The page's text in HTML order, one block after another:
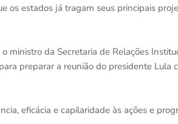
os estados já tragam seus principais
ministro da Secretaria de Relações
preparar a reunião do presidente Lula
eficácia e capilaridade às ações e